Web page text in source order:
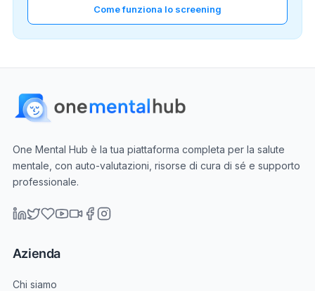
Come funziona lo screening
One Mental Hub è la tua piattaforma completa per la salute
mentale, con auto-valutazioni, risorse di cura di sé e supporto
professionale.
Azienda
Chi siamo